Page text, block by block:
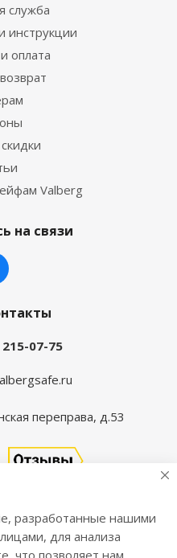
служба
инструкции
оплата
Valberg
на связи
07-75
переправа, д.53
— Интернет-магазин
разработанные нашими
для анализа
что позволяет нам